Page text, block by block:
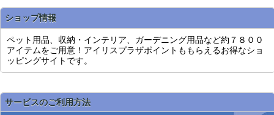
ショップ情報
ペット用品、収納・インテリア、ガーデニング用品など約７８００
アイテムをご用意！アイリスプラザポイントももらえるお得なショ
ッピングサイトです。
サービスのご利用方法